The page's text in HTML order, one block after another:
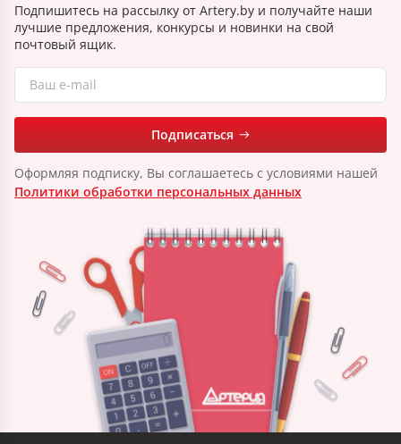
Подпишитесь на рассылку от Artery.by и получайте наши
лучшие предложения, конкурсы и новинки на свой
почтовый ящик.
Подписаться
Оформляя подписку, Вы соглашаетесь с условиями нашей
Политики обработки персональных данных